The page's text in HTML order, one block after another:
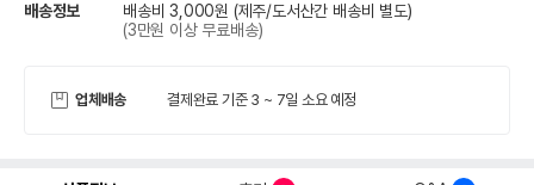
배송정보 배송비 3,000원 (제주/도서산간 배송비 별도)
(3만원 이상 무료배송)
업체배송 결제완료 기준 3 ~ 7일 소요 예정